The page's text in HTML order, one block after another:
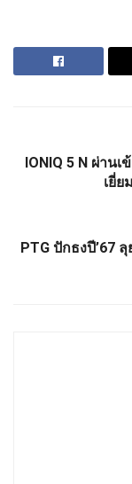
IONIQ 5 N ผ่าน
เยี่ย
PTG ปักธงปี’67